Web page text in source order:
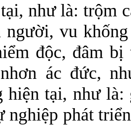
như là: trộm
người, vu
độc, đâm
ác đức,
hiện tại, như là:
nghiệp phát